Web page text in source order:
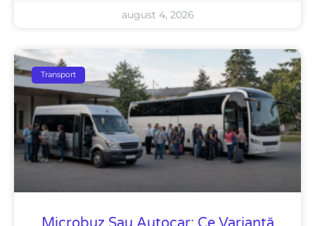
august 4, 2026
Transport